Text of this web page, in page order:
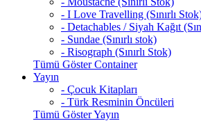
- I Love Travelling (Sınırlı
- Detachables / Siyah Kağıt
- Sundae (Sınırlı stok)
- Risograph (Sınırlı Stok)
Tümü Göster Container
Yayın
- Çocuk Kitapları
- Türk Resminin Öncüleri
Tümü Göster Yayın